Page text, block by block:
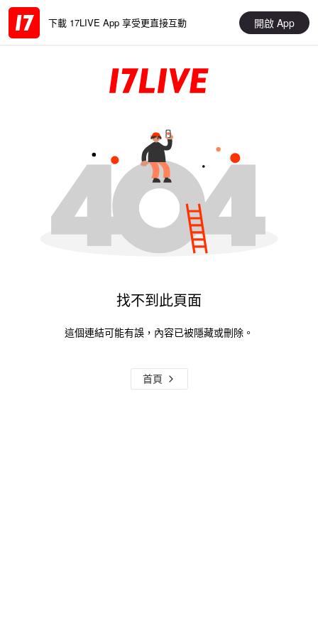
下載 17LIVE App 享受更直接互動 開啟 App
找不到此頁面
這個連結可能有誤，內容已被隱藏或刪除。
首頁